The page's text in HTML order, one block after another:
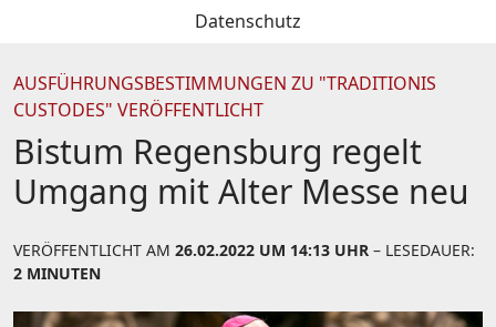
Datenschutz
AUSFÜHRUNGSBESTIMMUNGEN ZU "TRADITIONIS
CUSTODES" VERÖFFENTLICHT
Bistum Regensburg regelt
Umgang mit Alter Messe neu
VERÖFFENTLICHT AM 26.02.2022 UM 14:13 UHR – LESEDAUER:
2 MINUTEN